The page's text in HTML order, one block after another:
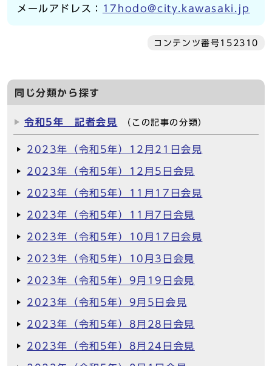
メールアドレス：
17hodo@city.kawasaki.jp
コンテンツ番号152310
同じ分類から探す
令和5年 記者会見 （この記事の分類）
2023年（令和5年）12月21日会見
2023年（令和5年）12月5日会見
2023年（令和5年）11月17日会見
2023年（令和5年）11月7日会見
2023年（令和5年）10月17日会見
2023年（令和5年）10月3日会見
2023年（令和5年）9月19日会見
2023年（令和5年）9月5日会見
2023年（令和5年）8月28日会見
2023年（令和5年）8月24日会見